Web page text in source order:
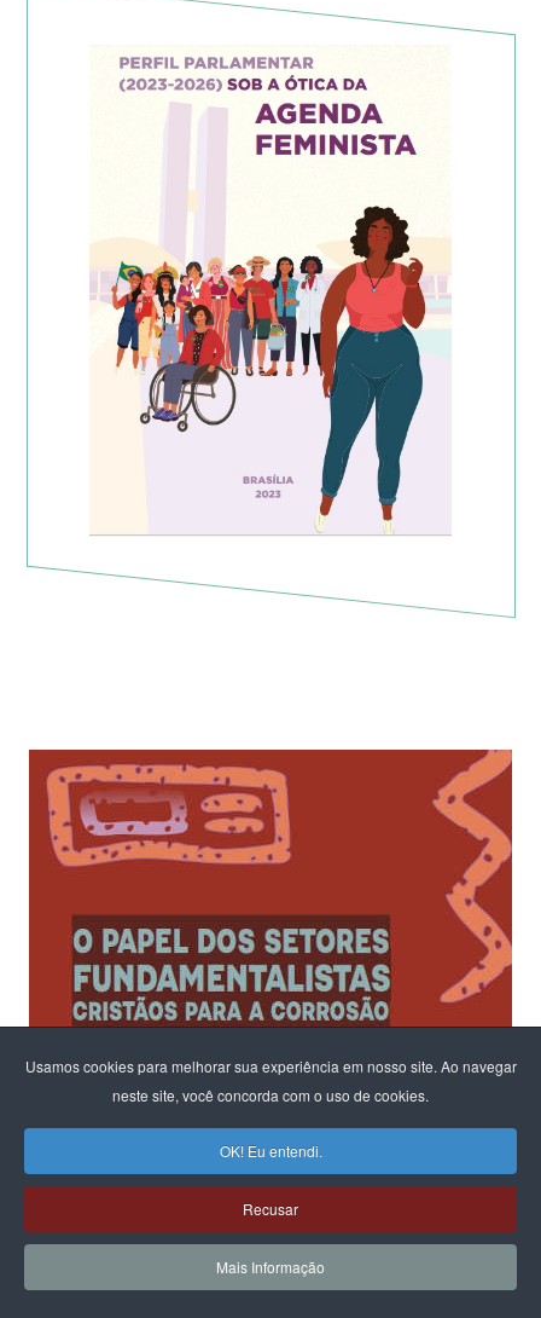
Usamos cookies para melhorar sua experiência em nosso site. Ao navegar
neste site, você concorda com o uso de cookies.
OK! Eu entendi.
Recusar
Mais Informação